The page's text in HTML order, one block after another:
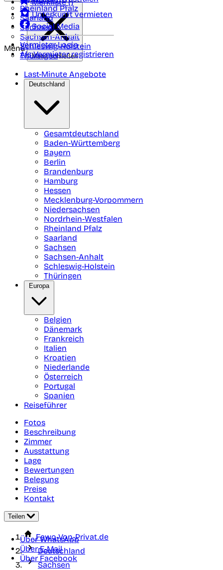
Rheinland Pfalz
Saarland
Sachsen
Sachsen-Anhalt
Schleswig-Holstein
Thüringen
Merkliste ()
Unterkunft vermieten
Social Media
Vermieter-Login
Als Vermieter registrieren
Menü
Menü schließen
Last-Minute Angebote
Deutschland
Gesamtdeutschland
Baden-Württemberg
Bayern
Berlin
Brandenburg
Hamburg
Hessen
Mecklenburg-Vorpommern
Niedersachsen
Nordrhein-Westfalen
Rheinland Pfalz
Saarland
Sachsen
Sachsen-Anhalt
Schleswig-Holstein
Thüringen
Europa
Belgien
Dänemark
Frankreich
Italien
Kroatien
Niederlande
Österreich
Portugal
Spanien
Reiseführer
Fotos
Beschreibung
Zimmer
Ausstattung
Lage
Bewertungen
Belegung
Preise
Kontakt
Teilen
Über WhatsApp
Über E-Mail
Über Facebook
Fewo-Von-Privat.de
Deutschland
Sachsen